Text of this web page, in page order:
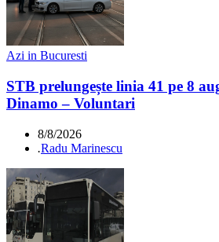
Azi in Bucuresti
STB prelungește linia 41 pe 8
Dinamo – Voluntari
8/8/2026
.Radu Marinescu